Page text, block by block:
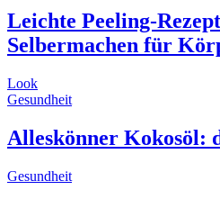
Leichte Peeling-
Selbermachen für
Look
Gesundheit
Alleskönner Kokosöl:
Gesundheit